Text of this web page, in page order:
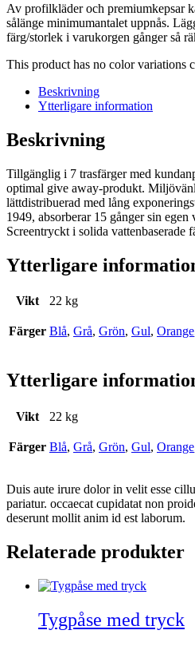
Av profilkläder och premiumkepsar
sålänge minimumantalet uppnås.
färg/storlek i varukorgen gånger så
This product has no color variations
Beskrivning
Ytterligare information
Beskrivning
Tillgänglig i 7 trasfärger med
optimal give away-produkt.
lättdistribuerad med lång
1949, absorberar 15 gånger sin
Screentryckt i solida vattenbaserade
Ytterligare
Vikt 22 kg
Färger Blå, Grå, Grön, Gul, Orange
Ytterligare
Vikt 22 kg
Färger Blå, Grå, Grön, Gul, Orange
Duis aute irure dolor in velit esse
pariatur. occaecat cupidatat non
deserunt mollit anim id est laborum.
Relaterade produkter
Tygpåse med tryck